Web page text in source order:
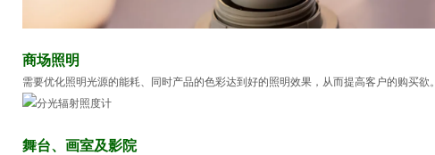
商场照明
需要优化照明光源的能耗、同时产品的色彩达到好的照明效果，从而提高客户的购买欲。
舞台、画室及影院